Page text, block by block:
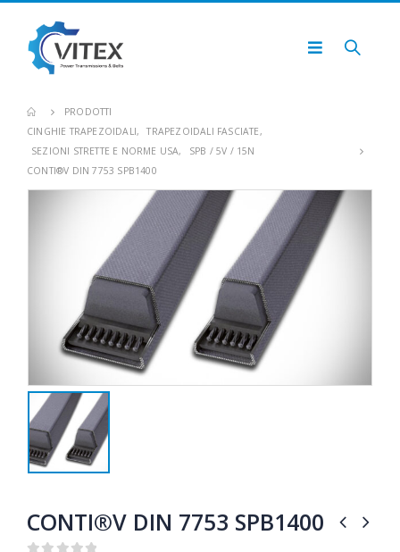
PRODOTTI
CINGHIE TRAPEZOIDALI, TRAPEZOIDALI FASCIATE,
SEZIONI STRETTE E NORME USA,
SPB / 5V / 15N
CONTI®V DIN 7753 SPB1400
CONTI®V DIN 7753 SPB1400